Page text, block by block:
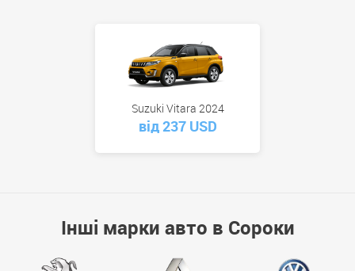
Suzuki Vitara 2024
від 237 USD
Інші марки авто в Сороки